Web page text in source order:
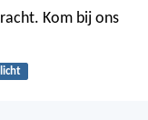
Kom bij ons
licht